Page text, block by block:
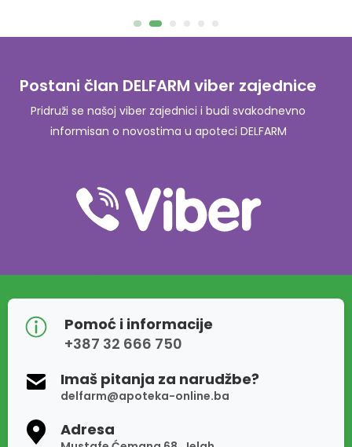
Postani član DELFARM viber zajednice
Pridruži se našoj viber zajednici i budi svakodnevno
informisan o novostima u apoteci DELFARM
Pomoć i informacije
+387 32 666 750
Imaš pitanja za narudžbe?
delfarm@apoteka-online.ba
Adresa